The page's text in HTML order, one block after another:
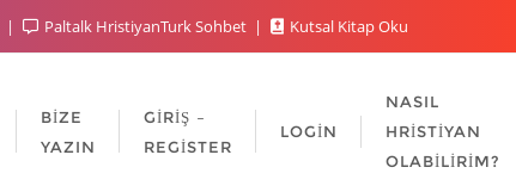
Paltalk HristiyanTurk Sohbet Kutsal Kitap Oku
BIZE
YAZIN
GIRIŞ –
REGISTER
LOGIN
NASIL
HRISTIYAN
OLABILIRIM?